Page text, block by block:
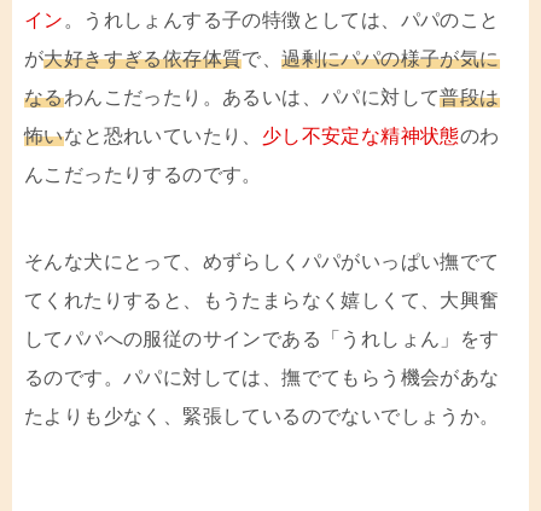
イン 。うれしょんする子の特徴としては、パパのこと
が大好きすぎる依存体質で、過剰にパパの様子が気に
なるわんこだったり。あるいは、パパに対して普段は
怖いなと恐れいていたり、 少し不安定な精神状態のわ
んこだったりするのです。
そんな犬にとって、めずらしくパパがいっぱい撫でて
てくれたりすると、もうたまらなく嬉しくて、大興奮
してパパへの服従のサインである「うれしょん」をす
るのです。パパに対しては、撫でてもらう機会があな
たよりも少なく、緊張しているのでないでしょうか。